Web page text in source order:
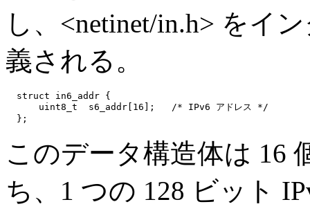
し、<netinet/in.h> をイ
義される。
  struct in6_addr {
      uint8_t  s6_addr[16];   /* IPv6 アドレス */
このデータ構造体は 16
ち、1 つの 128 ビット